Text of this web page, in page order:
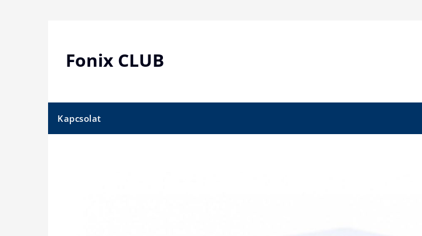
Fonix CLUB
Kapcsolat